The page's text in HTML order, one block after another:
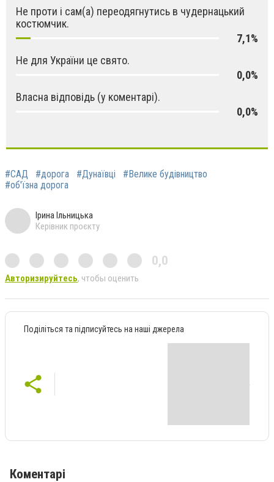
Не проти і сам(а) переодягнутись в чудернацький
костюмчик.
7,1%
Не для України це свято.
0,0%
Власна відповідь (у коментарі).
0,0%
#САД #дорога #Дунаївці
#Велике будівництво
#об'їзна дорога
Ірина Ільницька
Керівник проєкту
0,0
Авторизируйтесь, чтобы оценить
Поділіться та підписуйтесь на наші джерела
Коментарі